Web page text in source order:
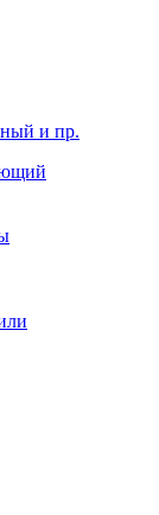
и пр.